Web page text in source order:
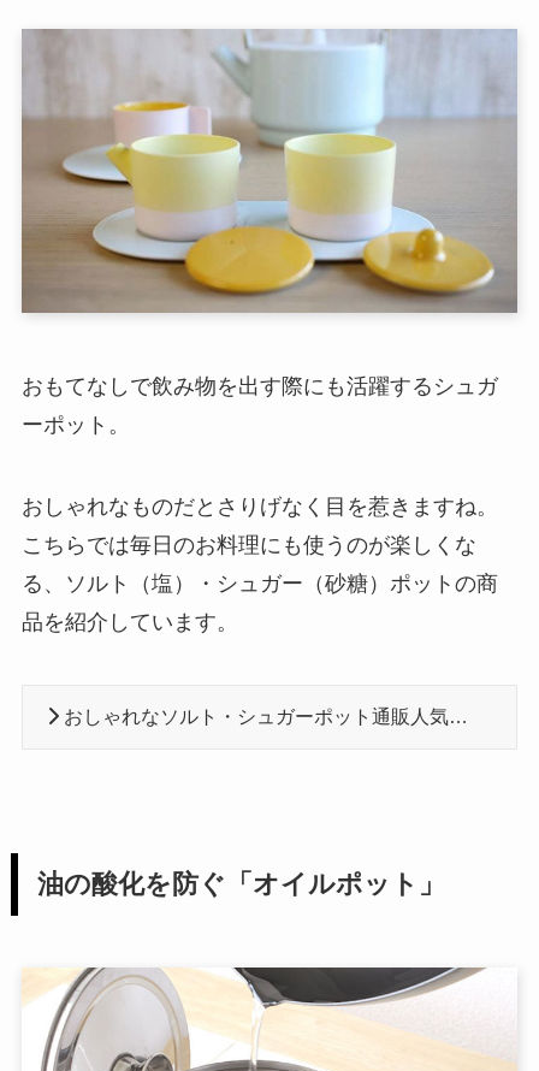
おもてなしで飲み物を出す際にも活躍するシュガ
ーポット。
おしゃれなものだとさりげなく目を惹きますね。
こちらでは毎日のお料理にも使うのが楽しくな
る、ソルト（塩）・シュガー（砂糖）ポットの商
品を紹介しています。
おしゃれなソルト・シュガーポット通販人気商品おすすめ8選
油の酸化を防ぐ「オイルポット」